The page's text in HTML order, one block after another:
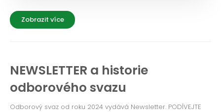
Zobrazit více
NEWSLETTER a historie
odborového svazu
Odborový svaz od roku 2024 vydává Newsletter. PODÍVEJTE